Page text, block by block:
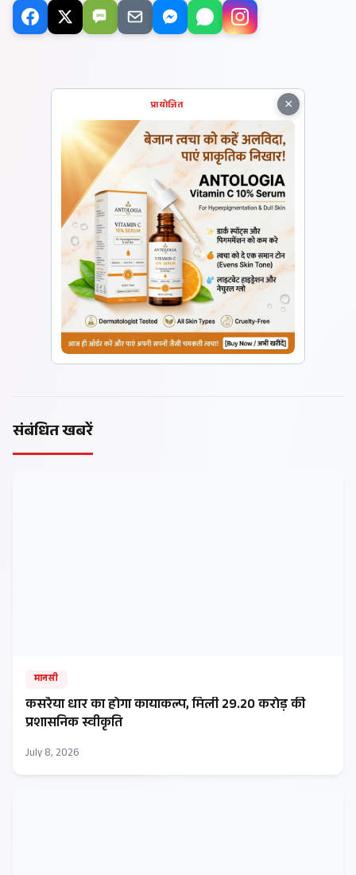
SMS
×
प्रायोजित
संबंधित खबरें
मानसी
कसरैया धार का होगा कायाकल्प, मिली ₹29.20 करोड़ की
प्रशासनिक स्वीकृति
July 8, 2026